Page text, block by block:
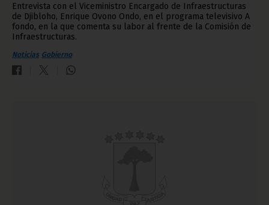
Entrevista con el Viceministro Encargado de Infraestructuras
de Djibloho, Enrique Ovono Ondo, en el programa televisivo A
fondo, en la que comenta su labor al frente de la Comisión de
Infraestructuras.
Noticias Gobierno